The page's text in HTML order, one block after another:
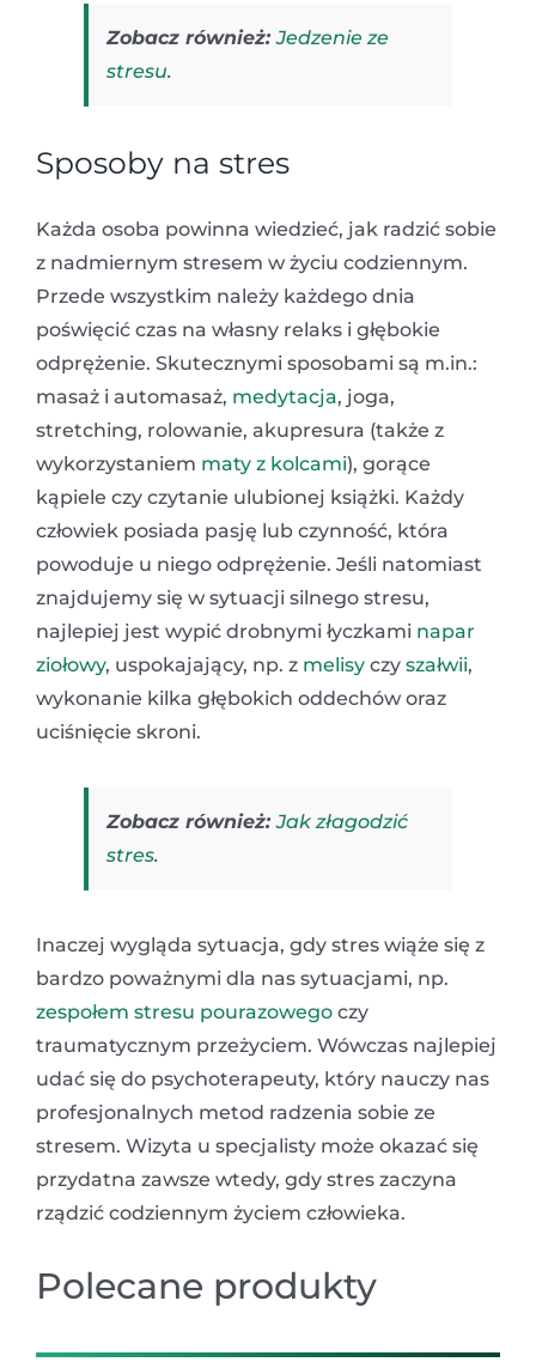
Zobacz również:Jedzenie ze
stresu.
Sposoby na stres
Każda osoba powinna wiedzieć, jak radzić sobie
z nadmiernym stresem w życiu codziennym.
Przede wszystkim należy każdego dnia
poświęcić czas na własny relaks i głębokie
odprężenie. Skutecznymi sposobami są m.in.:
masaż i automasaż, medytacja, joga,
stretching, rolowanie, akupresura (także z
wykorzystaniem maty z kolcami), gorące
kąpiele czy czytanie ulubionej książki. Każdy
człowiek posiada pasję lub czynność, która
powoduje u niego odprężenie. Jeśli natomiast
znajdujemy się w sytuacji silnego stresu,
najlepiej jest wypić drobnymi łyczkami napar
ziołowy, uspokajający, np. z melisy czy szałwii,
wykonanie kilka głębokich oddechów oraz
uciśnięcie skroni.
Zobacz również:Jak złagodzić
stres.
Inaczej wygląda sytuacja, gdy stres wiąże się z
bardzo poważnymi dla nas sytuacjami, np.
zespołem stresu pourazowego czy
traumatycznym przeżyciem. Wówczas najlepiej
udać się do psychoterapeuty, który nauczy nas
profesjonalnych metod radzenia sobie ze
stresem. Wizyta u specjalisty może okazać się
przydatna zawsze wtedy, gdy stres zaczyna
rządzić codziennym życiem człowieka.
Polecane produkty